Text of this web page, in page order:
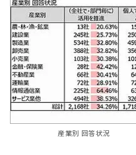
産業別 回答状況